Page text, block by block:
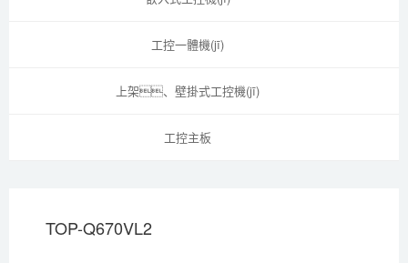
工控一體機(jī)
上架、壁掛式工控機(jī)
工控主板
TOP-Q670VL2